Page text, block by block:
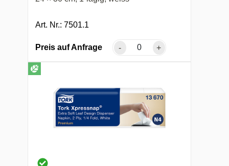
Art. Nr.: 7501.1
Preis auf Anfrage - +